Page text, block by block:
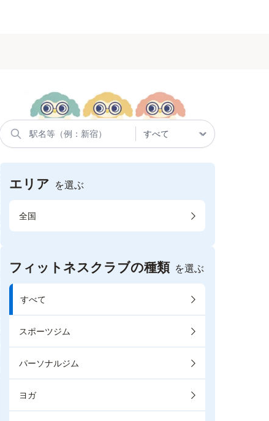
エリア を選ぶ
全国
フィットネスクラブの種類 を選ぶ
すべて
スポーツジム
パーソナルジム
ヨガ